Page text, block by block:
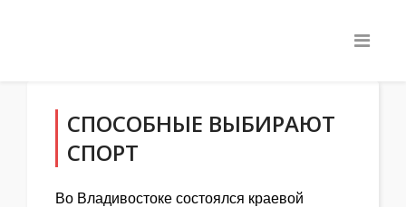
СПОСОБНЫЕ ВЫБИРАЮТ
СПОРТ
Во Владивостоке состоялся краевой